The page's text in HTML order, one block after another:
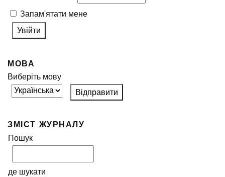
Запам'ятати мене
МОВА
Виберіть мову
ЗМІСТ ЖУРНАЛУ
Пошук
де шукати